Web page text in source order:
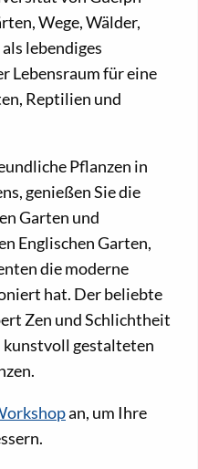
Wege, Wälder,
lebendiges
Lebensraum für eine
Reptilien und
Pflanzen in
genießen Sie die
Garten und
Englischen Garten,
die moderne
hat. Der beliebte
Zen und Schlichtheit
kunstvoll gestalteten
an, um Ihre